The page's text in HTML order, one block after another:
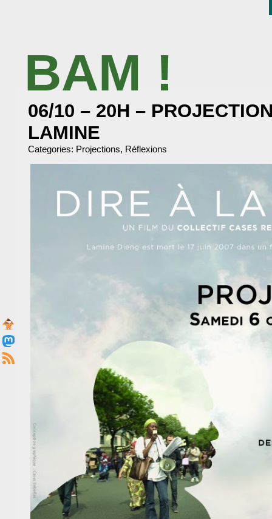
BAM !
06/10 – 20H –
LAMINE
Categories: Projections, Réflexions